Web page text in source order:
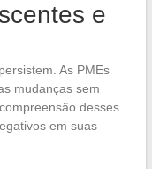
e
As PMEs
mudanças sem
desses
em suas